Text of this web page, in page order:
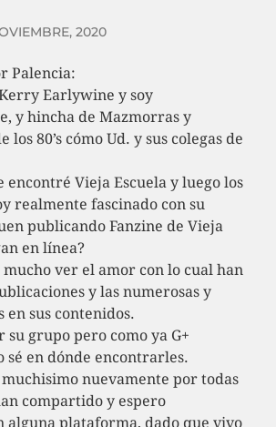
2020
Palencia:
Earlywine y soy
y hincha de Mazmorras y
los 80’s cómo Ud. y sus colegas de
encontré Vieja Escuela y luego los
realmente fascinado con su
publicando Fanzine de Vieja
en línea?
mucho ver el amor con lo cual han
y las numerosas y
en sus contenidos.
su grupo pero como ya G+
sé en dónde encontrarles.
nuevamente por todas
compartido y espero
alguna plataforma, dado que vivo